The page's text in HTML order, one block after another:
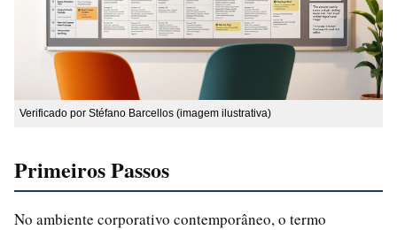
Verificado por Stéfano Barcellos (imagem ilustrativa)
Primeiros Passos
No ambiente corporativo contemporâneo, o termo